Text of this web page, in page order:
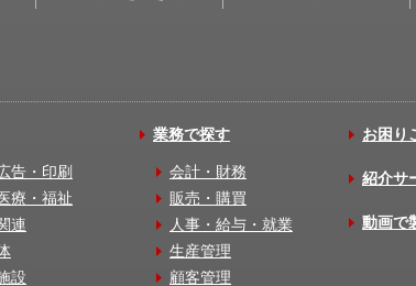
告・印刷
療・福祉
連
設
業務で探す
会計・財務
販売・購買
人事・給与・就業
生産管理
顧客管理
お困り
紹介サ
動画で